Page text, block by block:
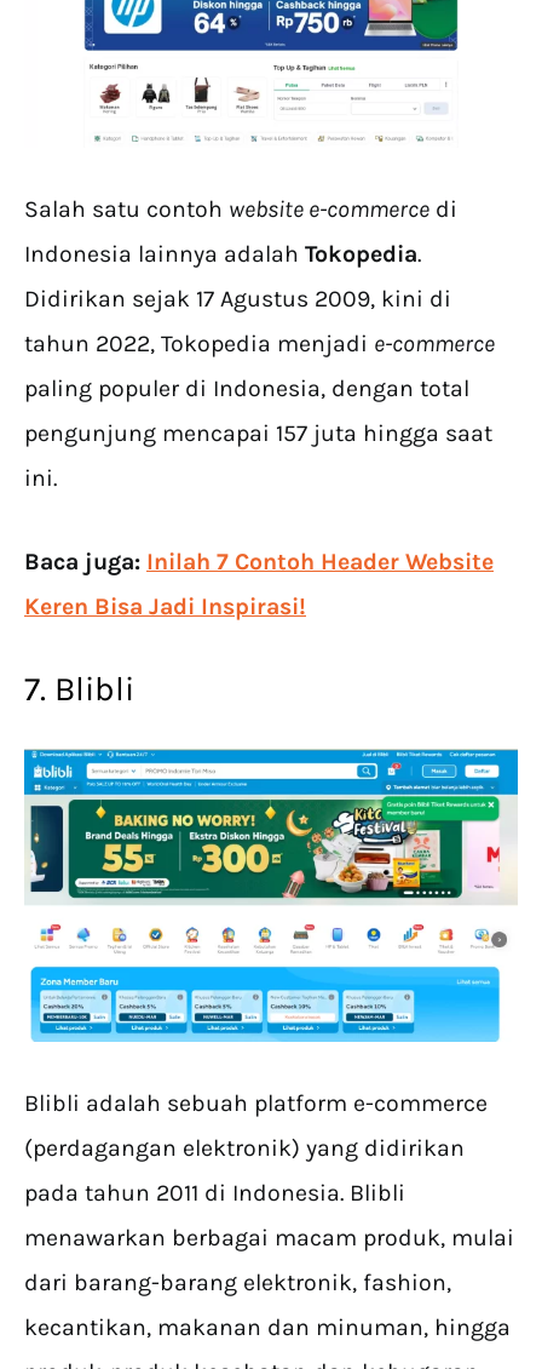
Salah satu contoh website e-commerce di
Indonesia lainnya adalah Tokopedia.
Didirikan sejak 17 Agustus 2009, kini di
tahun 2022, Tokopedia menjadi e-commerce
paling populer di Indonesia, dengan total
pengunjung mencapai 157 juta hingga saat
ini.
Baca juga: Inilah 7 Contoh Header Website
Keren Bisa Jadi Inspirasi!
7. Blibli
Blibli adalah sebuah platform e-commerce
(perdagangan elektronik) yang didirikan
pada tahun 2011 di Indonesia. Blibli
menawarkan berbagai macam produk, mulai
dari barang-barang elektronik, fashion,
kecantikan, makanan dan minuman, hingga